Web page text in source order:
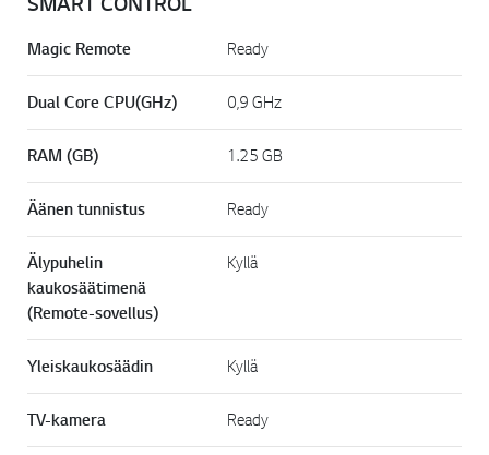
Magic Remote Ready
Dual Core CPU(GHz) 0,9 GHz
RAM (GB) 1.25 GB
Äänen tunnistus Ready
Älypuhelin
kaukosäätimenä
(Remote-sovellus)
Kyllä
Yleiskaukosäädin Kyllä
TV-kamera Ready